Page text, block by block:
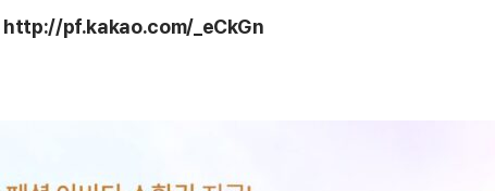
http://pf.kakao.com/_eCkGn